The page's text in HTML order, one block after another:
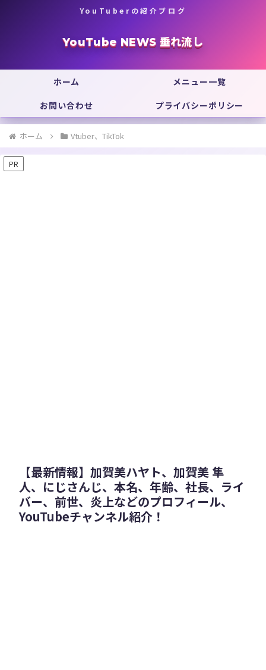
YouTuberの紹介ブログ
YouTube NEWS 垂れ流し
ホーム
メニュー一覧
お問い合わせ
プライバシーポリシー
ホーム Vtuber、TikTok
PR
【最新情報】加賀美ハヤト、加賀美 隼
人、にじさんじ、本名、年齢、社長、ライ
バー、前世、炎上などのプロフィール、
YouTubeチャンネル紹介！